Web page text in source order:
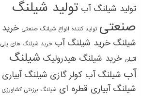
تولید شیلنگ آب تولید شیلنگ
صنعتی تولید کننده انواع شیلنگ صنعتی خرید
شیلنگ خرید شیلنگ آب خرید شیلنگ های پلی
اتیلن خرید شیلنگ هیدرولیک شیلنگ
آب شیلنگ آب کولر گازی شیلنگ آبیاری
شیلنگ آبیاری قطره ای شیلنگ برزنتی کشاورزی